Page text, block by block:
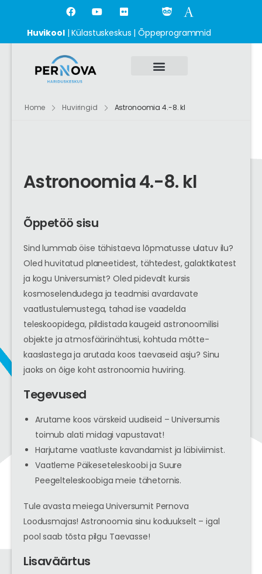
Huvikool|Külastuskeskus |Õppeprogrammid
Home Huviringid Astronoomia 4.-8. kl
Astronoomia 4.-8. kl
Õppetöö sisu
Sind lummab öise tähistaeva lõpmatusse ulatuv ilu?
Oled huvitatud planeetidest, tähtedest, galaktikatest
ja kogu Universumist? Oled pidevalt kursis
kosmoselendudega ja teadmisi avardavate
vaatlustulemustega, tahad ise vaadelda
teleskoopidega, pildistada kaugeid astronoomilisi
objekte ja atmosfäärinähtusi, kohtuda mõtte-
kaaslastega ja arutada koos taevaseid asju? Sinu
jaoks on õige koht astronoomia huviring.
Tegevused
Arutame koos värskeid uudiseid – Universumis
toimub alati midagi vapustavat!
Harjutame vaatluste kavandamist ja läbiviimist.
Vaatleme Päikeseteleskoobi ja Suure
Peegelteleskoobiga meie tähetornis.
Tule avasta meiega Universumit Pernova
Loodusmajas! Astronoomia sinu koduukselt – igal
pool saab tõsta pilgu Taevasse!
Lisaväärtus